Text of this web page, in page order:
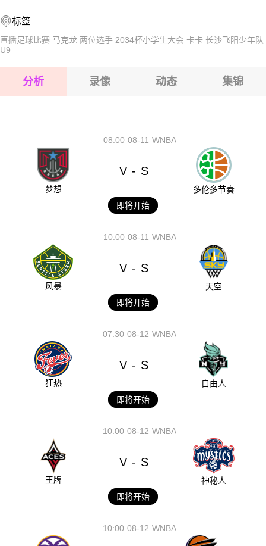
2026-08-15 【球会友谊】 比尔森VS哥本哈根
标签
直播足球比赛 马克龙 两位选手 2034杯小学生大会 卡卡 长沙飞阳少年队
U9
分析 录像 动态 集锦
08-11
08:00 WNBA
梦想
V - S
多伦多节奏
即将开始
08-11
10:00 WNBA
风暴
V - S
天空
即将开始
08-12
07:30 WNBA
狂热
V - S
自由人
即将开始
08-12
10:00 WNBA
王牌
V - S
神秘人
即将开始
08-12
10:00 WNBA